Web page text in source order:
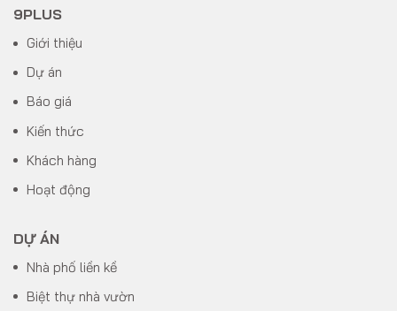
9PLUS
Giới thiệu
Dự án
Báo giá
Kiến thức
Khách hàng
Hoạt động
DỰ ÁN
Nhà phố liền kề
Biệt thự nhà vườn